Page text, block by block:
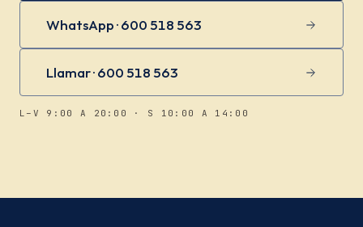
WhatsApp · 600 518 563
Llamar · 600 518 563
L–V 9:00 A 20:00 · S 10:00 A 14:00